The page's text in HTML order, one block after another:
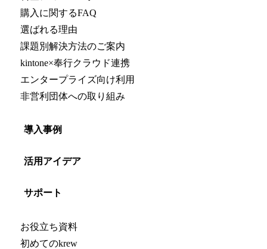
購入に関するFAQ
選ばれる理由
課題別解決方法のご案内
kintone×奉行クラウド連携
エンタープライズ向け利用
非営利団体への取り組み
導入事例
活用アイデア
サポート
お役立ち資料
初めてのkrew